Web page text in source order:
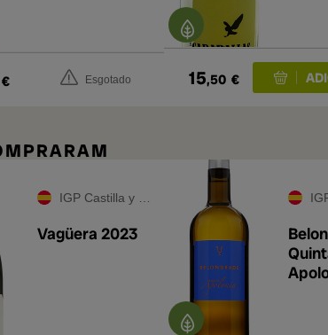
€ Esgotado 15,50 €
IGP Castilla y León
Vagüera 2023